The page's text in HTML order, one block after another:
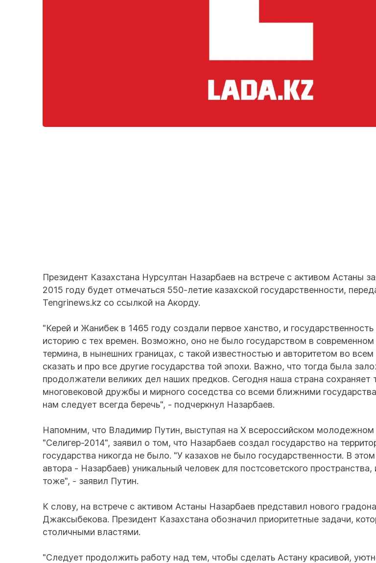
Президент Казахстана Нурсултан Назарбаев на встрече с активом Астаны
2015 году будет отмечаться 550-летие казахской государственности,
Tengrinews.kz со ссылкой на Акорду.
"Керей и Жанибек в 1465 году создали первое ханство, и государственность
историю с тех времен. Возможно, оно не было государством в современном
термина, в нынешних границах, с такой известностью и авторитетом во
сказать и про все другие государства той эпохи. Важно, что тогда была
продолжатели великих дел наших предков. Сегодня наша страна сохраняет
многовековой дружбы и мирного соседства со всеми ближними
нам следует всегда беречь", - подчеркнул Назарбаев.
Напомним, что Владимир Путин, выступая на X всероссийском
"Селигер-2014", заявил о том, что Назарбаев создал государство на
государства никогда не было. "У казахов не было государственности. В
автора - Назарбаев) уникальный человек для постсоветского пространства,
тоже", - заявил Путин.
К слову, на встрече с активом Астаны Назарбаев представил нового
Джаксыбекова. Президент Казахстана обозначил приоритетные задачи,
столичными властями.
"Следует продолжить работу над тем, чтобы сделать Астану красивой,